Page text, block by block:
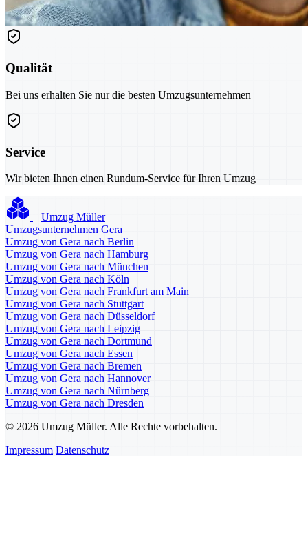
Qualität
Bei uns erhalten Sie nur die besten Umzugsunternehmen
Service
Wir bieten Ihnen einen Rundum-Service für Ihren Umzug
Umzug Müller
Umzugsunternehmen Gera
Umzug von Gera nach Berlin
Umzug von Gera nach Hamburg
Umzug von Gera nach München
Umzug von Gera nach Köln
Umzug von Gera nach Frankfurt am Main
Umzug von Gera nach Stuttgart
Umzug von Gera nach Düsseldorf
Umzug von Gera nach Leipzig
Umzug von Gera nach Dortmund
Umzug von Gera nach Essen
Umzug von Gera nach Bremen
Umzug von Gera nach Hannover
Umzug von Gera nach Nürnberg
Umzug von Gera nach Dresden
© 2026 Umzug Müller. Alle Rechte vorbehalten.
Impressum Datenschutz